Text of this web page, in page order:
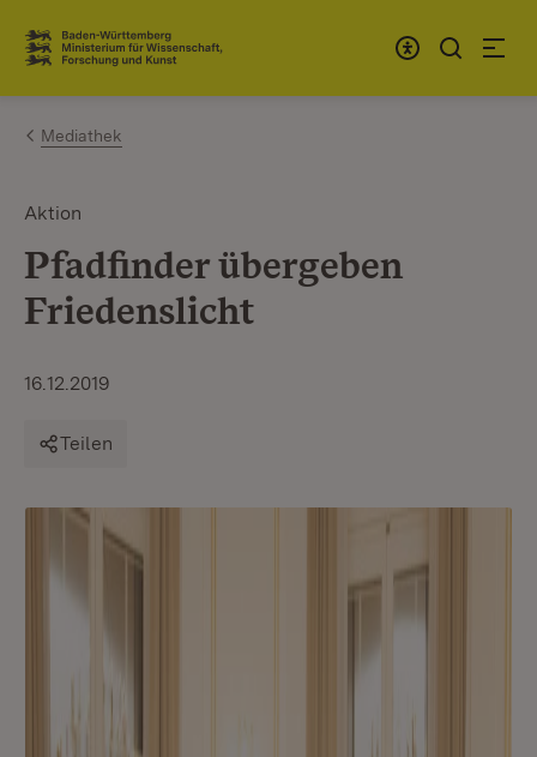
Zum Inhalt springen
Link zur Startseite
Mediathek
Aktion
Pfadfinder übergeben
Friedenslicht
16.12.2019
Teilen